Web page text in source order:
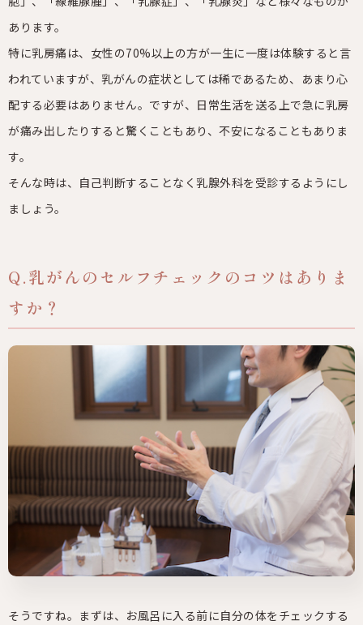
あります。
特に乳房痛は、女性の70%以上の方が一生に一度は体験すると言
われていますが、乳がんの症状としては稀であるため、あまり心
配する必要はありません。ですが、日常生活を送る上で急に乳房
が痛み出したりすると驚くこともあり、不安になることもありま
す。
そんな時は、自己判断することなく乳腺外科を受診するようにし
ましょう。
Q.乳がんのセルフチェックのコツはありま
すか？
そうですね。まずは、お風呂に入る前に自分の体をチェックする